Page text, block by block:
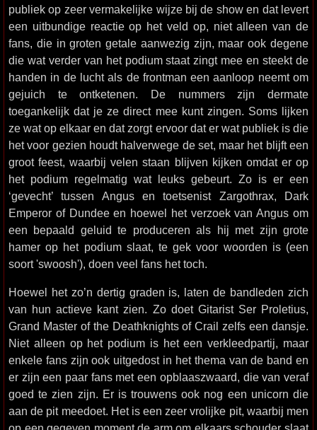
publiek op zeer vermakelijke wijze bij de show en dat levert
een uitbundige reactie op het veld op, niet alleen van de
fans, die in groten getale aanwezig zijn, maar ook degene
die wat verder van het podium staat zingt mee en steekt de
handen in de lucht als de frontman een aanloop neemt om
gejuich te ontketenen. De nummers zijn dermate
toegankelijk dat je ze direct mee kunt zingen. Soms lijken
ze wat op elkaar en dat zorgt ervoor dat er wat publiek is die
het voor gezien houdt halverwege de set, maar het blijft een
groot feest, waarbij velen staan blijven kijken omdat er op
het podium regelmatig wat leuks gebeurt. Zo is er een
‘gevecht’ tussen Angus en toetsenist Zargothrax, Dark
Emperor of Dundee en hoewel het verzoek van Angus om
een bepaald geluid te produceren als hij met zijn grote
hamer op het podium slaat, te gek voor woorden is (een
soort 'swoosh'), doen veel fans het toch.
Hoewel het zo’n dertig graden is, laten de bandleden zich
van hun actieve kant zien. Zo doet Gitarist Ser Proletius,
Grand Master of the Deathknights of Crail zelfs een dansje.
Niet alleen op het podium is het een verkleedpartij, maar
enkele fans zijn ook uitgedost in het thema van de band en
er zijn een paar fans met een opblaaszwaard, die van veraf
goed te zien zijn. Er is trouwens ook nog een unicorn die
aan de pit meedoet. Het is een zeer vrolijke pit, waarbij men